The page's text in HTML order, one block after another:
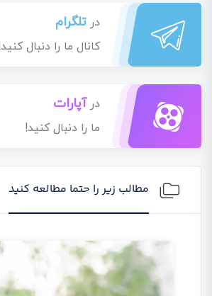
در تلگرام
کانال ما را دنبال
درآپارات
ما را دنبال کنید!
مطالب زیر را حتما مطالعه کنید